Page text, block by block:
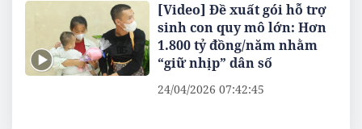
[Video] Đề xuất gói hỗ trợ
sinh con quy mô lớn: Hơn
1.800 tỷ đồng/năm nhằm
“giữ nhịp” dân số
24/04/2026 07:42:45